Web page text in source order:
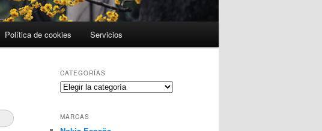
Política de cookies Servicios
CATEGORÍAS
Categorías
MARCAS